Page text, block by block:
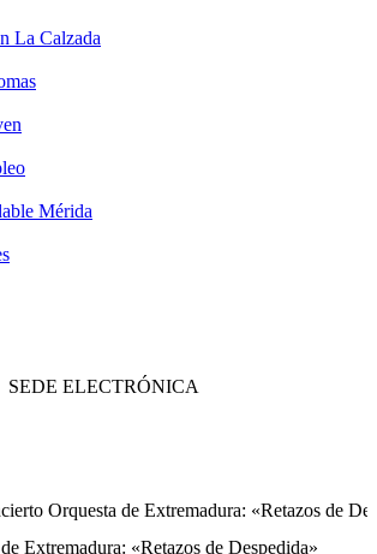
La Calzada
Mérida
SEDE ELECTRÓNICA
Orquesta de Extremadura: «Retazos de
Extremadura: «Retazos de Despedida»